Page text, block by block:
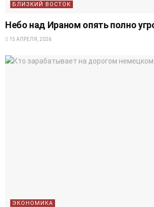
БЛИЗКИЙ ВОСТОК
Небо над Ираном опять полно
15 АПРЕЛЯ, 2026
ЭКОНОМИКА